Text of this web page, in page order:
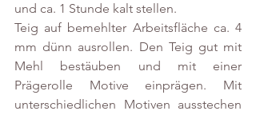
und ca. 1 Stunde kalt stellen.
Teig auf bemehlter Arbeitsfläche ca. 4
mm dünn ausrollen. Den Teig gut mit
Mehl bestäuben und mit einer
Prägerolle Motive einprägen. Mit
unterschiedlichen Motiven ausstechen